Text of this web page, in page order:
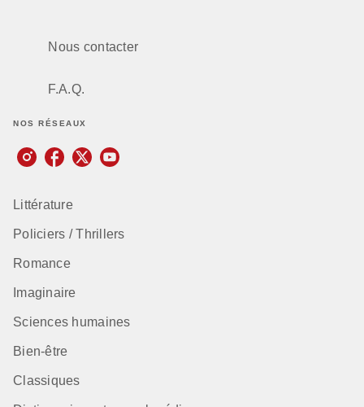
Nous contacter
F.A.Q.
NOS RÉSEAUX
Littérature
Policiers / Thrillers
Romance
Imaginaire
Sciences humaines
Bien-être
Classiques